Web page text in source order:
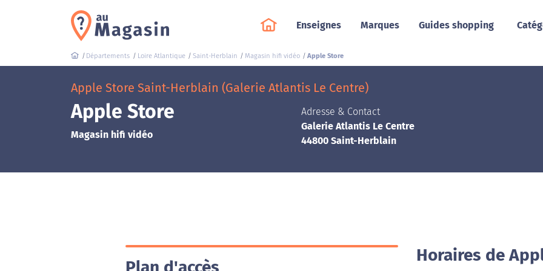
Enseignes Marques Guides shopping
Départements Loire Atlantique Saint-Herblain Magasin hifi vidéo Apple Store
Apple Store Saint-Herblain (Galerie Atlantis Le Centre)
Apple Store
Magasin hifi vidéo
Adresse & Contact
Galerie Atlantis Le Centre
44800 Saint-Herblain
Horaires de